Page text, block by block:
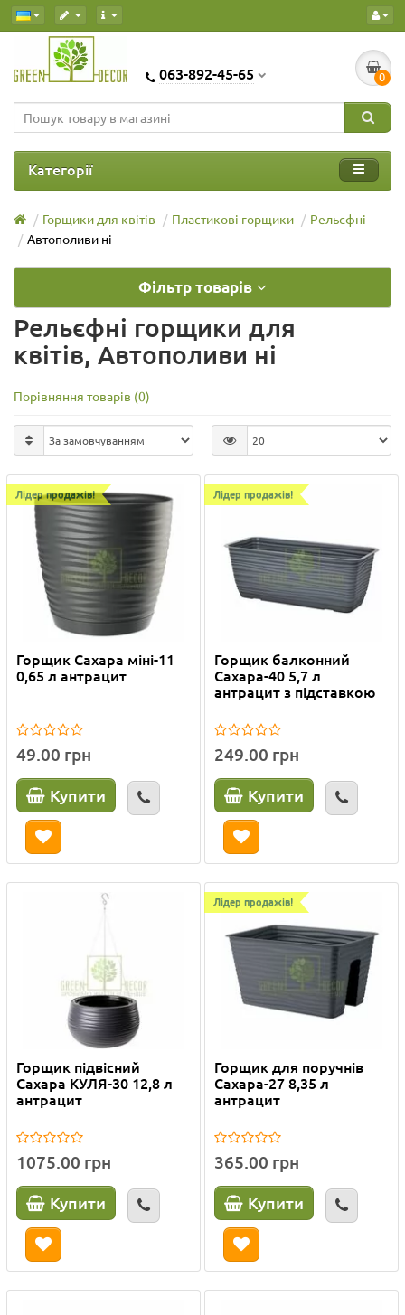
063-892-45-65 0
Категорії
Горщики для квітів Пластикові горщики
Рельєфні
Автополиви ні
Фільтр товарів
Рельєфні горщики для
квітів, Автополиви ні
Порівняння товарів (0)
Лідер продажів!
Горщик Сахара міні-11
0,65 л антрацит
49.00 грн
Купити
Лідер продажів!
Горщик балконний
Сахара-40 5,7 л
антрацит з підставкою
249.00 грн
Купити
Горщик підвісний
Сахара КУЛЯ-30 12,8 л
антрацит
1075.00 грн
Купити
Лідер продажів!
Горщик для поручнів
Сахара-27 8,35 л
антрацит
365.00 грн
Купити